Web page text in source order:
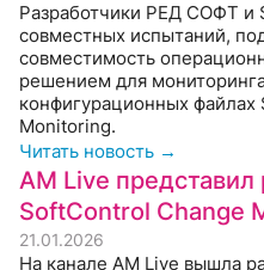
Разработчики РЕД СОФТ и
совместных испытаний,
совместимость
решением для
конфигурационных
Monitoring.
Читать новость →
AM Live представил
SoftControl Change
21.01.2026
На канале AM Live вышла